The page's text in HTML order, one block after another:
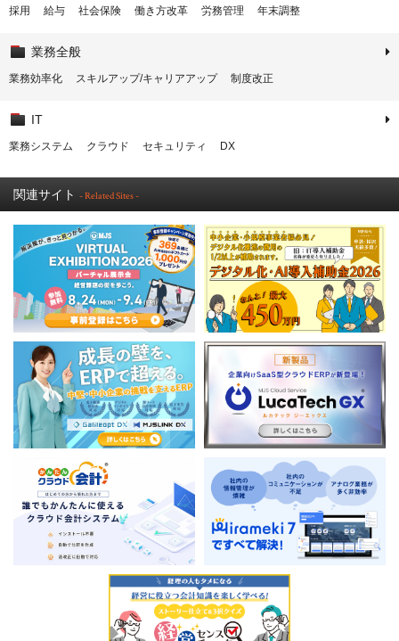
採用 給与 社会保険 働き方改革 労務管理 年末調整
業務全般
業務効率化 スキルアップ/キャリアアップ 制度改正
IT
業務システム クラウド セキュリティ DX
関連サイト - Related Sites -